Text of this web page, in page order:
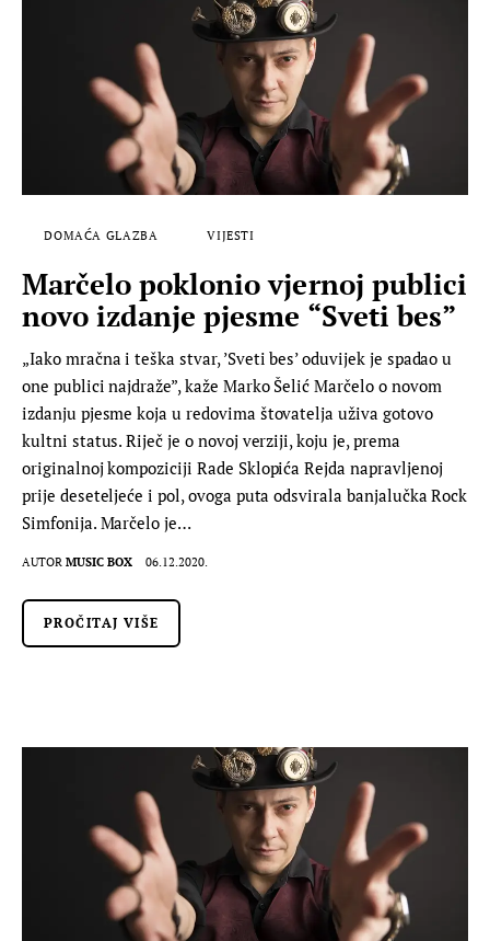
DOMAĆA GLAZBA VIJESTI
Marčelo poklonio vjernoj publici
novo izdanje pjesme “Sveti bes”
„Iako mračna i teška stvar, ’Sveti bes’ oduvijek je spadao u
one publici najdraže”, kaže Marko Šelić Marčelo o novom
izdanju pjesme koja u redovima štovatelja uživa gotovo
kultni status. Riječ je o novoj verziji, koju je, prema
originalnoj kompoziciji Rade Sklopića Rejda napravljenoj
prije deseteljeće i pol, ovoga puta odsvirala banjalučka Rock
Simfonija. Marčelo je…
AUTOR MUSIC BOX 06.12.2020.
PROČITAJ VIŠE